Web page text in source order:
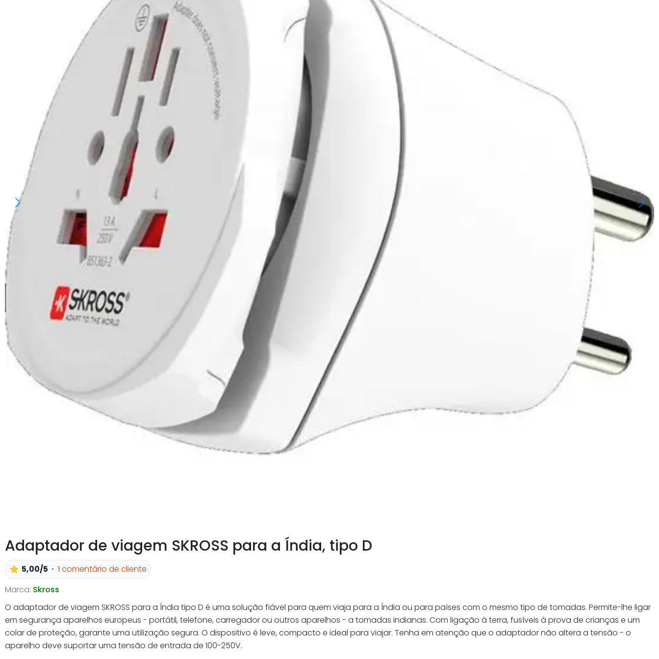
Adaptador de viagem SKROSS para a Índia, tipo D
5,00/5
1 comentário de cliente
Marca: Skross
O adaptador de viagem SKROSS para a Índia tipo D é uma solução fiável para quem viaja para a Índia ou para países com o mesmo tipo de tomadas. Permite-lhe ligar
em segurança aparelhos europeus - portátil, telefone, carregador ou outros aparelhos - a tomadas indianas. Com ligação à terra, fusíveis à prova de crianças e um
colar de proteção, garante uma utilização segura. O dispositivo é leve, compacto e ideal para viajar. Tenha em atenção que o adaptador não altera a tensão - o
aparelho deve suportar uma tensão de entrada de 100-250V.